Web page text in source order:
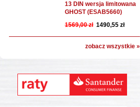
13 DIN wersja limitowana
GHOST (ESAB5660)
1569,00 zł 1490,55 zł
zobacz wszystkie »